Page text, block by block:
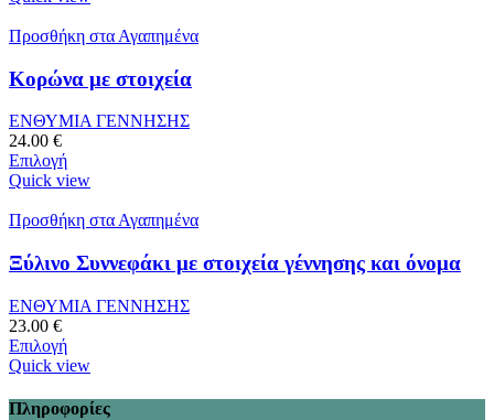
Προσθήκη στα Αγαπημένα
Κορώνα με στοιχεία
ΕΝΘΥΜΙΑ ΓΕΝΝΗΣΗΣ
24.00 €
Επιλογή
Quick view
Προσθήκη στα Αγαπημένα
Ξύλινο Συννεφάκι με στοιχεία γέννησης και όνομα
ΕΝΘΥΜΙΑ ΓΕΝΝΗΣΗΣ
23.00 €
Επιλογή
Quick view
Πληροφορίες